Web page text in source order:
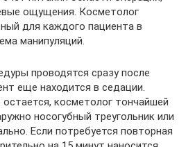
ощущения. Косметолог
для каждого пациента в
манипуляций.
проводятся сразу после
еще находится в седации.
косметолог тончайшей
носогубный треугольник или
Если потребуется повторная